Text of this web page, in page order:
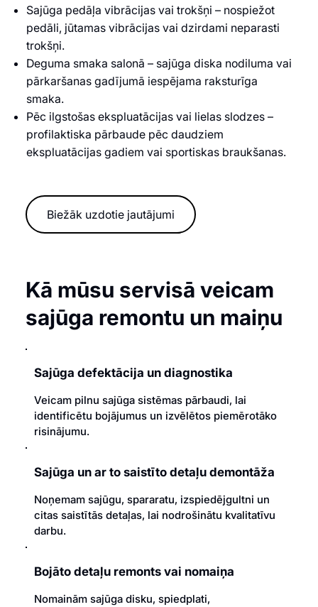
Sajūga pedāļa vibrācijas vai trokšņi – nospiežot
pedāli, jūtamas vibrācijas vai dzirdami neparasti
trokšņi.
Deguma smaka salonā – sajūga diska nodiluma vai
pārkaršanas gadījumā iespējama raksturīga
smaka.
Pēc ilgstošas ekspluatācijas vai lielas slodzes –
profilaktiska pārbaude pēc daudziem
ekspluatācijas gadiem vai sportiskas braukšanas.
Biežāk uzdotie jautājumi
Kā mūsu servisā veicam
sajūga remontu un maiņu
Sajūga defektācija un diagnostika
Veicam pilnu sajūga sistēmas pārbaudi, lai
identificētu bojājumus un izvēlētos piemērotāko
risinājumu.
Sajūga un ar to saistīto detaļu demontāža
Noņemam sajūgu, spararatu, izspiedējgultni un
citas saistītās detaļas, lai nodrošinātu kvalitatīvu
darbu.
Bojāto detaļu remonts vai nomaiņa
Nomainām sajūga disku, spiedplati,